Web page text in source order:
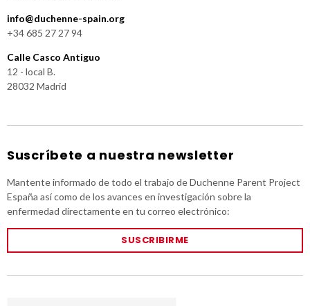
info@duchenne-spain.org
+34 685 27 27 94
Calle Casco Antiguo
12 - local B.
28032 Madrid
Suscríbete a nuestra newsletter
Mantente informado de todo el trabajo de Duchenne Parent Project
España así como de los avances en investigación sobre la
enfermedad directamente en tu correo electrónico:
SUSCRIBIRME